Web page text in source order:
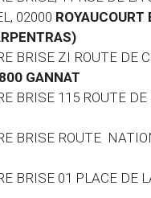
02000 ROYAUCOURT
BRISE ZI ROUTE DE
GANNAT
BRISE 115 ROUTE DE
BRISE ROUTE
BRISE 01 PLACE DE